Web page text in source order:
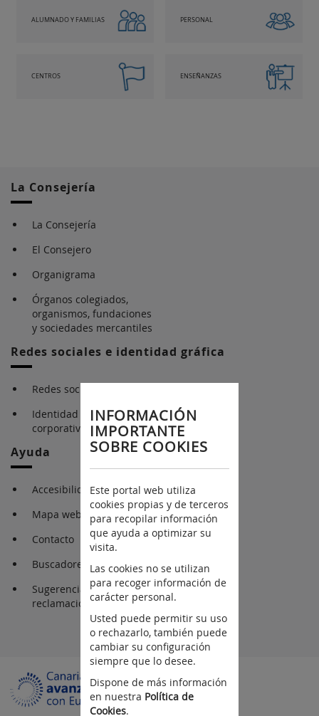
ALUMNADO Y FAMILIAS PERSONAL
CENTROS ENSEÑANZAS
La Consejería
La Consejería
El Consejero
Organigrama
Órganos colegiados,
organismos, fundaciones
y sociedades mercantiles
Redes sociales e identidad gráfica
Redes sociales
Identidad gráfica
corporativa
Ayuda
Accesibilidad
Mapa web
Contacto
Buscadores
Sugerencia y
reclamaciones
INFORMACIÓN
IMPORTANTE
SOBRE COOKIES
Este portal web utiliza
cookies propias y de terceros
para recopilar información
que ayuda a optimizar su
visita.
Las cookies no se utilizan
para recoger información de
carácter personal.
Usted puede permitir su uso
o rechazarlo, también puede
cambiar su configuración
siempre que lo desee.
Dispone de más información
en nuestra Política de
Cookies.